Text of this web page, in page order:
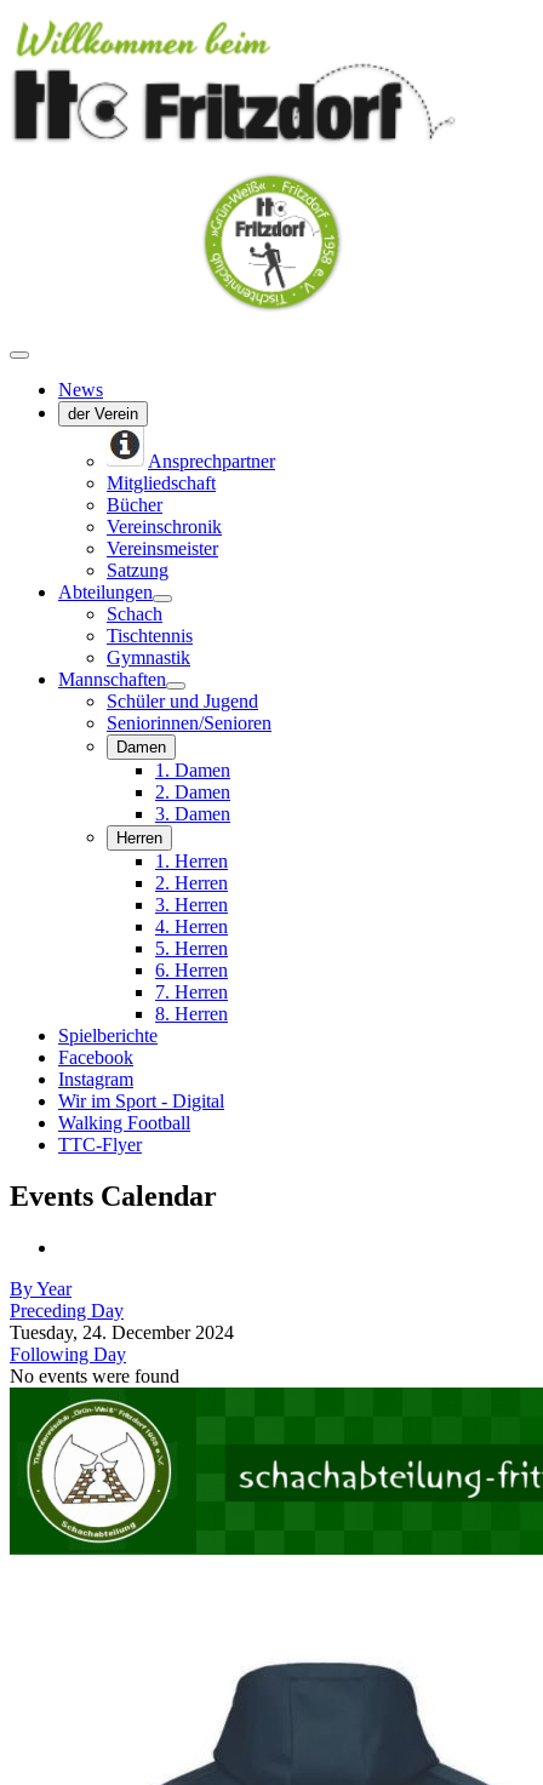
News
der Verein
Ansprechpartner
Mitgliedschaft
Bücher
Vereinschronik
Vereinsmeister
Satzung
Abteilungen
Schach
Tischtennis
Gymnastik
Mannschaften
Schüler und Jugend
Seniorinnen/Senioren
Damen
1. Damen
2. Damen
3. Damen
Herren
1. Herren
2. Herren
3. Herren
4. Herren
5. Herren
6. Herren
7. Herren
8. Herren
Spielberichte
Facebook
Instagram
Wir im Sport - Digital
Walking Football
TTC-Flyer
Events Calendar
By Year
Preceding Day
Tuesday, 24. December 2024
Following Day
No events were found